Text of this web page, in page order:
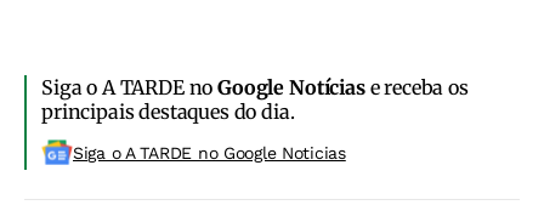
Siga o A TARDE noGoogle Notíciase receba os
principais destaques do dia.
Siga o A TARDE no Google Noticias